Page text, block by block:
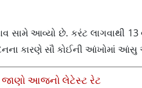
સામે આવ્યો છે. કરંટ લાગવાથી
કારણે સૌ કોઈની આંખોમાં
જાણો આજનો લેટેસ્ટ રેટ